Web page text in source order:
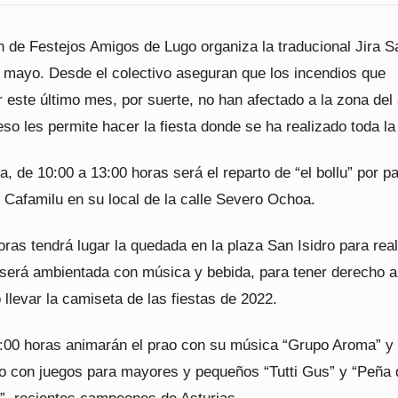
de Festejos Amigos de Lugo organiza la traducional Jira
Desde el colectivo aseguran que los incendios que
este último mes, por suerte, no han afectado a la zona del
les permite hacer la fiesta donde se ha realizado toda
de 10:00 a 13:00 horas será el reparto de “el bollu” por
en su local de la calle Severo Ochoa.
tendrá lugar la quedada en la plaza San Isidro para
ambientada con música y bebida, para tener derecho
llevar la camiseta de las fiestas de 2022.
horas animarán el prao con su música “Grupo Aroma” y
con juegos para mayores y pequeños “Tutti Gus” y “Peña